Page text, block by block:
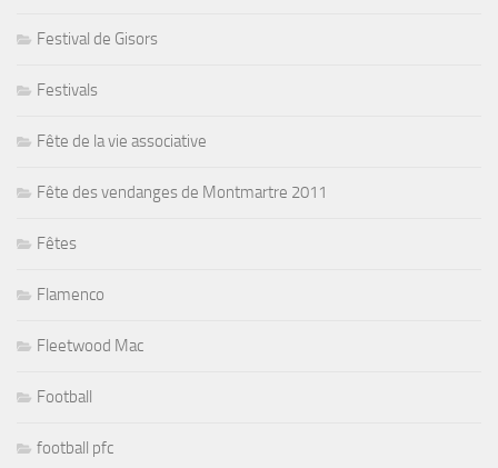
Festival de Gisors
Festivals
Fête de la vie associative
Fête des vendanges de Montmartre 2011
Fêtes
Flamenco
Fleetwood Mac
Football
football pfc